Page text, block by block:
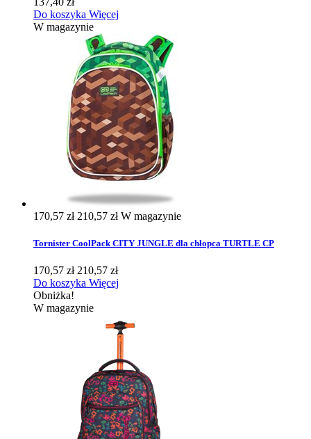
Do koszyka Więcej
W magazynie
170,57 zł 210,57 złW magazynie
Tornister CoolPack CITY JUNGLE dla chłopca TURTLE CP
170,57 zł 210,57 zł
Do koszyka Więcej
Obniżka!
W magazynie